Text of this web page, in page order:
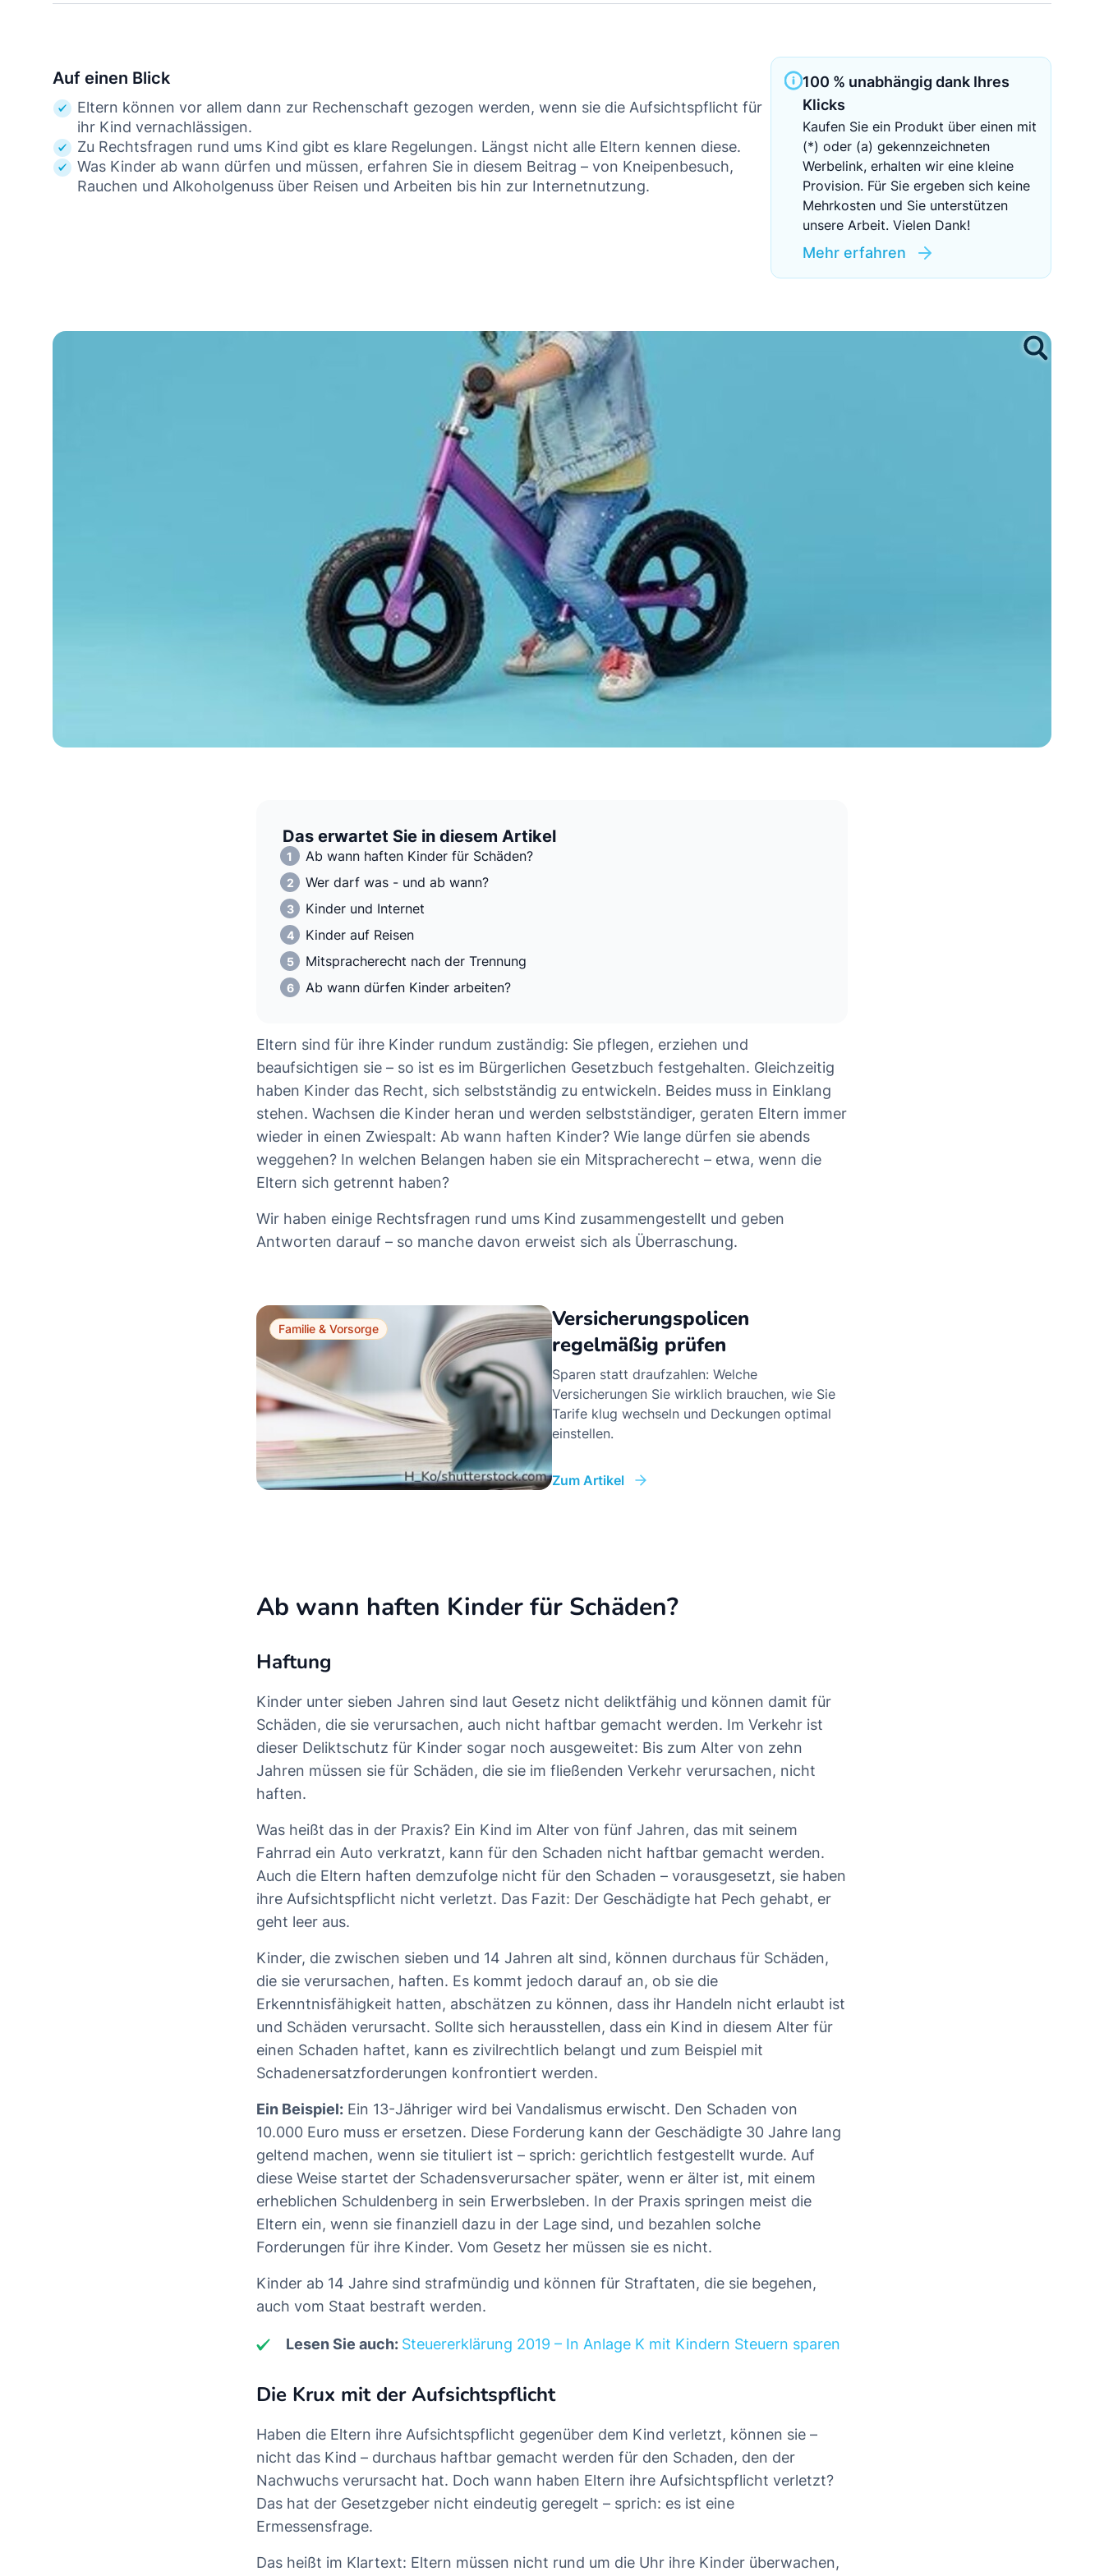
EZB-Leitzins
Auf einen Blick
Eltern können vor allem dann zur Rechenschaft gezogen werden, wenn sie die Aufsichtspflicht für
ihr Kind vernachlässigen.
Zu Rechtsfragen rund ums Kind gibt es klare Regelungen. Längst nicht alle Eltern kennen diese.
Was Kinder ab wann dürfen und müssen, erfahren Sie in diesem Beitrag – von Kneipenbesuch,
Rauchen und Alkoholgenuss über Reisen und Arbeiten bis hin zur Internetnutzung.
100 % unabhängig dank Ihres
Klicks
Kaufen Sie ein Produkt über einen mit
(*) oder (a) gekennzeichneten
Werbelink, erhalten wir eine kleine
Provision. Für Sie ergeben sich keine
Mehrkosten und Sie unterstützen
unsere Arbeit. Vielen Dank!
Mehr erfahren
Das erwartet Sie in diesem Artikel
Ab wann haften Kinder für Schäden?
Wer darf was - und ab wann?
Kinder und Internet
Kinder auf Reisen
Mitspracherecht nach der Trennung
Ab wann dürfen Kinder arbeiten?
Eltern sind für ihre Kinder rundum zuständig: Sie pflegen, erziehen und
beaufsichtigen sie – so ist es im Bürgerlichen Gesetzbuch festgehalten. Gleichzeitig
haben Kinder das Recht, sich selbstständig zu entwickeln. Beides muss in Einklang
stehen. Wachsen die Kinder heran und werden selbstständiger, geraten Eltern immer
wieder in einen Zwiespalt: Ab wann haften Kinder? Wie lange dürfen sie abends
weggehen? In welchen Belangen haben sie ein Mitspracherecht – etwa, wenn die
Eltern sich getrennt haben?
Wir haben einige Rechtsfragen rund ums Kind zusammengestellt und geben
Antworten darauf – so manche davon erweist sich als Überraschung.
Familie & Vorsorge
Versicherungspolicen
regelmäßig prüfen
Sparen statt draufzahlen: Welche
Versicherungen Sie wirklich brauchen, wie Sie
Tarife klug wechseln und Deckungen optimal
einstellen.
Zum Artikel
Ab wann haften Kinder für Schäden?
Haftung
Kinder unter sieben Jahren sind laut Gesetz nicht deliktfähig und können damit für
Schäden, die sie verursachen, auch nicht haftbar gemacht werden. Im Verkehr ist
dieser Deliktschutz für Kinder sogar noch ausgeweitet: Bis zum Alter von zehn
Jahren müssen sie für Schäden, die sie im fließenden Verkehr verursachen, nicht
haften.
Was heißt das in der Praxis? Ein Kind im Alter von fünf Jahren, das mit seinem
Fahrrad ein Auto verkratzt, kann für den Schaden nicht haftbar gemacht werden.
Auch die Eltern haften demzufolge nicht für den Schaden – vorausgesetzt, sie haben
ihre Aufsichtspflicht nicht verletzt. Das Fazit: Der Geschädigte hat Pech gehabt, er
geht leer aus.
Kinder, die zwischen sieben und 14 Jahren alt sind, können durchaus für Schäden,
die sie verursachen, haften. Es kommt jedoch darauf an, ob sie die
Erkenntnisfähigkeit hatten, abschätzen zu können, dass ihr Handeln nicht erlaubt ist
und Schäden verursacht. Sollte sich herausstellen, dass ein Kind in diesem Alter für
einen Schaden haftet, kann es zivilrechtlich belangt und zum Beispiel mit
Schadenersatzforderungen konfrontiert werden.
Ein Beispiel: Ein 13-Jähriger wird bei Vandalismus erwischt. Den Schaden von
10.000 Euro muss er ersetzen. Diese Forderung kann der Geschädigte 30 Jahre lang
geltend machen, wenn sie tituliert ist – sprich: gerichtlich festgestellt wurde. Auf
diese Weise startet der Schadensverursacher später, wenn er älter ist, mit einem
erheblichen Schuldenberg in sein Erwerbsleben. In der Praxis springen meist die
Eltern ein, wenn sie finanziell dazu in der Lage sind, und bezahlen solche
Forderungen für ihre Kinder. Vom Gesetz her müssen sie es nicht.
Kinder ab 14 Jahre sind strafmündig und können für Straftaten, die sie begehen,
auch vom Staat bestraft werden.
Lesen Sie auch: Steuererklärung 2019 – In Anlage K mit Kindern Steuern sparen
Die Krux mit der Aufsichtspflicht
Haben die Eltern ihre Aufsichtspflicht gegenüber dem Kind verletzt, können sie –
nicht das Kind – durchaus haftbar gemacht werden für den Schaden, den der
Nachwuchs verursacht hat. Doch wann haben Eltern ihre Aufsichtspflicht verletzt?
Das hat der Gesetzgeber nicht eindeutig geregelt – sprich: es ist eine
Ermessensfrage.
Das heißt im Klartext: Eltern müssen nicht rund um die Uhr ihre Kinder überwachen,